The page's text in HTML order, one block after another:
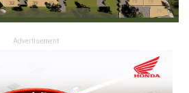
Advertisement